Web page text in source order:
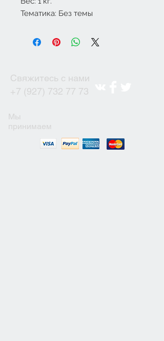
Тематика: Без темы
Свяжитесь с нами
+7 (927) 732 77 73
Мы
принимаем